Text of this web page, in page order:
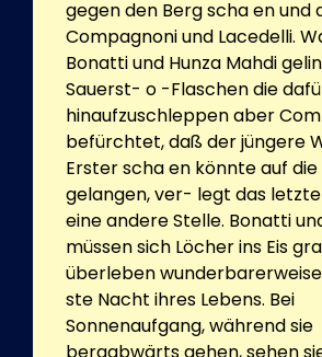
gegen den Berg scha en und
Compagnoni und Lacedelli.
Bonatti und Hunza Mahdi
Sauerst- o -Flaschen die
hinaufzuschleppen aber
befürchtet, daß der jüngere
Erster scha en könnte auf die
gelangen, ver- legt das
eine andere Stelle. Bonatti
müssen sich Löcher ins Eis
überleben
ste Nacht ihres Lebens. Bei
Sonnenaufgang, während sie
bergabwärts gehen, sehen